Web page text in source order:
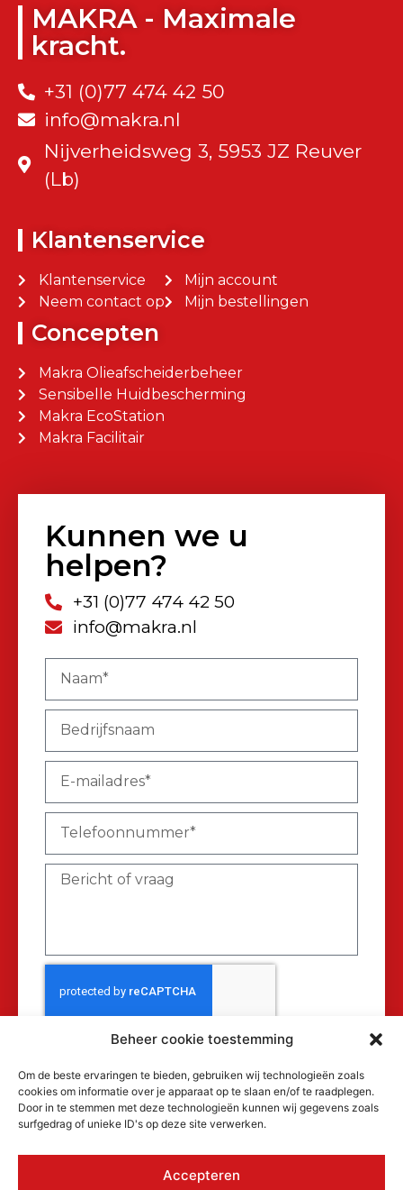
Beheer cookie toestemming
Om de beste ervaringen te bieden, gebruiken wij technologieën zoals
cookies om informatie over je apparaat op te slaan en/of te raadplegen.
Door in te stemmen met deze technologieën kunnen wij gegevens zoals
surfgedrag of unieke ID's op deze site verwerken.
Accepteren
MAKRA - Maximale
kracht.
+31 (0)77 474 42 50
info@makra.nl
Nijverheidsweg 3, 5953 JZ Reuver
(Lb)
Klantenservice
Klantenservice
Neem contact op
Mijn account
Mijn bestellingen
Concepten
Makra Olieafscheiderbeheer
Sensibelle Huidbescherming
Makra EcoStation
Makra Facilitair
Kunnen we u
helpen?
+31 (0)77 474 42 50
info@makra.nl
Verzenden